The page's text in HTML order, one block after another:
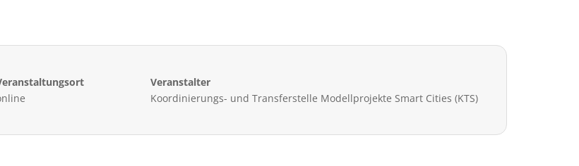
Veranstalter
Koordinierungs- und Transferstelle Modellprojekte Smart Cities (KTS)